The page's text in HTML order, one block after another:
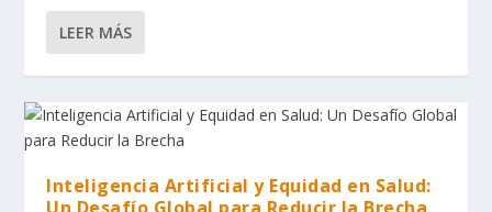
LEER MÁS
Inteligencia Artificial y Equidad en Salud:
Un Desafío Global para Reducir la Brecha